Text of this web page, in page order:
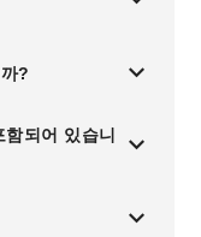
?
되어 있습니